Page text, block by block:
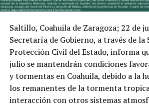
– Domingo: Máxima 28°C / Mínima
Región Laguna
– Viernes: Máxima 34°C / Mínima
– Sábado: Máxima 33°C / Mínima 10°C
– Domingo: Máxima 26°C / Mínima
* Región Norte: Acuña, especialmente
Burro, Santa Eulalia y las áreas
Amistad, donde se prevén lluvias de
fuertes, actividad eléctrica, rachas de
kilómetros por hora y posible caída
* Regiones Carbonífera y Centro-
Saltillo, Coahuila de Zaragoza; 22 de
Secretaría de Gobierno, a través de la
Protección Civil del Estado, informa
julio se mantendrán condiciones
y tormentas en Coahuila, debido a la
los remanentes de la tormenta
interacción con otros sistemas